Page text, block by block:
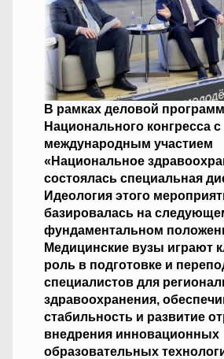
В рамках деловой
Национального конгресса с
международным участием
«Национальное
состоялась специальная
Идеология этого
базировалась на
фундаментальном
Медицинские вузы играют
роль в подготовке и
специалистов для
здравоохранения,
стабильность и развитие
внедрения инновационных
образовательных